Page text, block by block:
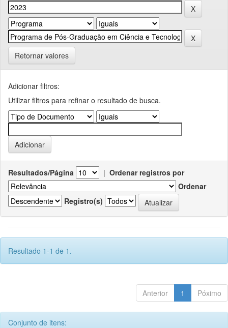
Retornar valores
Adicionar filtros:
Utilizar filtros para refinar o resultado de busca.
Resultados/Página | Ordenar registros por
Ordenar
Registro(s)
Resultado 1-1 de 1.
Anterior 1 Póximo
Conjunto de itens: